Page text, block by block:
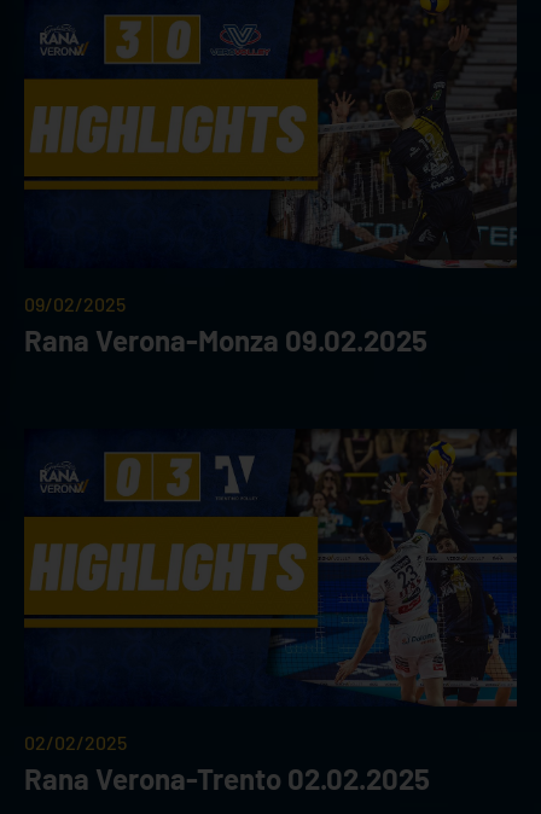
09/02/2025
Rana Verona-Monza 09.02.2025
02/02/2025
Rana Verona-Trento 02.02.2025